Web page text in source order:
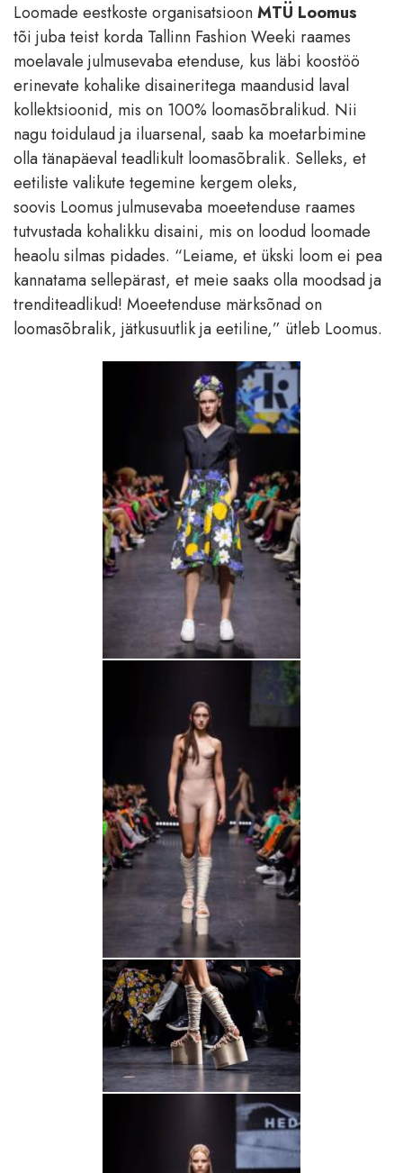
Loomade eestkoste organisatsioonMTÜ Loomus
tõi juba teist korda Tallinn Fashion Weeki raames
moelavale julmusevaba etenduse, kus läbi koostöö
erinevate kohalike disaineritega maandusid laval
kollektsioonid, mis on 100% loomasõbralikud. Nii
nagu toidulaud ja iluarsenal, saab ka moetarbimine
olla tänapäeval teadlikult loomasõbralik. Selleks, et
eetiliste valikute tegemine kergem oleks,
soovis Loomus julmusevaba moeetenduse raames
tutvustada kohalikku disaini, mis on loodud loomade
heaolu silmas pidades. “Leiame, et ükski loom ei pea
kannatama sellepärast, et meie saaks olla moodsad ja
trenditeadlikud! Moeetenduse märksõnad on
loomasõbralik, jätkusuutlik ja eetiline,” ütleb Loomus.